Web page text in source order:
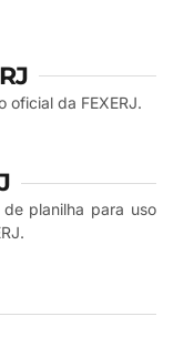
oficial da FEXERJ.
planilha para uso